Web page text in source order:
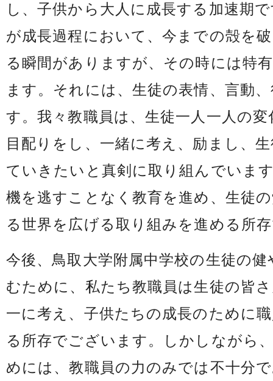
し、子供から大人に成長する加速期
が成長過程において、今までの殻を
る瞬間がありますが、その時には特
ます。それには、生徒の表情、言動
す。我々教職員は、生徒一人一人の
目配りをし、一緒に考え、励まし、
ていきたいと真剣に取り組んでいま
機を逃すことなく教育を進め、生徒
る世界を広げる取り組みを進める所
今後、鳥取大学附属中学校の生徒の
むために、私たち教職員は生徒の皆
一に考え、子供たちの成長のために
る所存でございます。しかしながら
めには、教職員の力のみでは不十分